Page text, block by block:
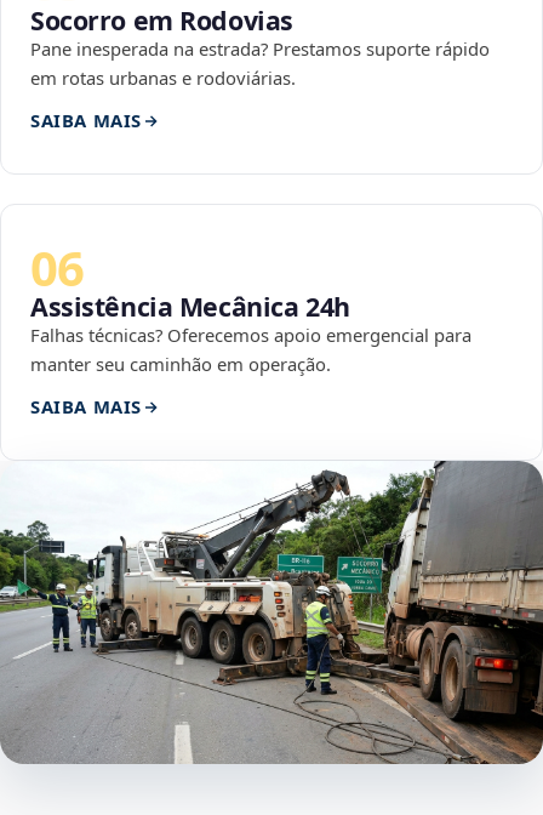
Socorro em Rodovias
Pane inesperada na estrada? Prestamos suporte rápido
em rotas urbanas e rodoviárias.
SAIBA MAIS
06
Assistência Mecânica 24h
Falhas técnicas? Oferecemos apoio emergencial para
manter seu caminhão em operação.
SAIBA MAIS